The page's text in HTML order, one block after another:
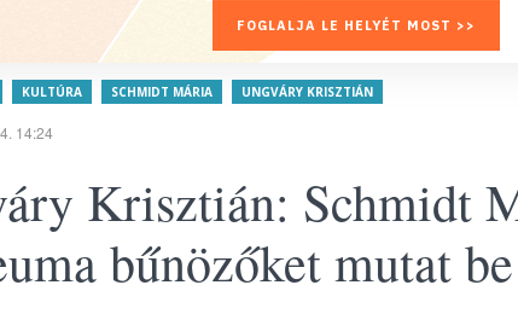
FOGLALJA LE HELYÉT MOST >>
KULTÚRA SCHMIDT MÁRIA UNGVÁRY KRISZTIÁN
14:24
Krisztián: Schmidt
bűnözőket mutat be